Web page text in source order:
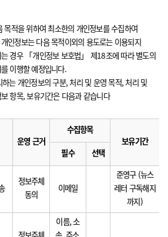
목적을 위하여 최소한의 개인정보를 수집하여
인정보는 다음 목적이외의 용도로는 이용되지
경우 「개인정보 보호법」 제18조에 따라 별도의
이행할 예정입니다.
하는 개인정보의 구분, 처리 및 운영 목적, 처리 및
항목, 보유기간은 다음과 같습니다
운영 근거
수집항목
보유기간
필수
선택
정보주체
동의
이메일
준영구 (뉴스
레터 구독해지
까지)
이름, 소